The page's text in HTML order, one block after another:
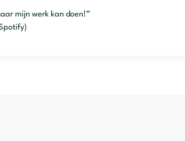
mijn werk kan doen!”